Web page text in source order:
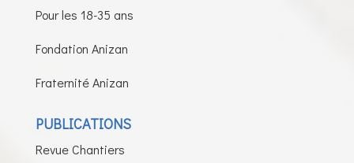
Pour les 18-35 ans
Fondation Anizan
Fraternité Anizan
PUBLICATIONS
Revue Chantiers